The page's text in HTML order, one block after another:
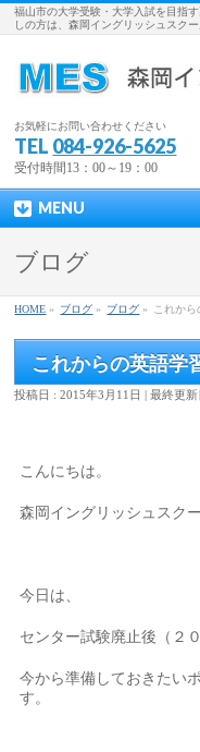
福山市の大学受験・大学入試を目指
しの方は、森岡イングリッシュスクー
お気軽にお問い合わせください
TEL 084-926-5625
受付時間13：00～19：00
MENU
ブログ
HOME » ブログ » ブログ » これか
これからの英語学
投稿日 : 2015年3月11日 最終更新
こんにちは。
森岡イングリッシュスク
今日は、
センター試験廃止後（２
今から準備しておきたい
す。